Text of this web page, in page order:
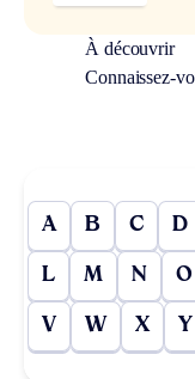
À découvrir
Connaissez-
A B C D
L M N O
V W X Y